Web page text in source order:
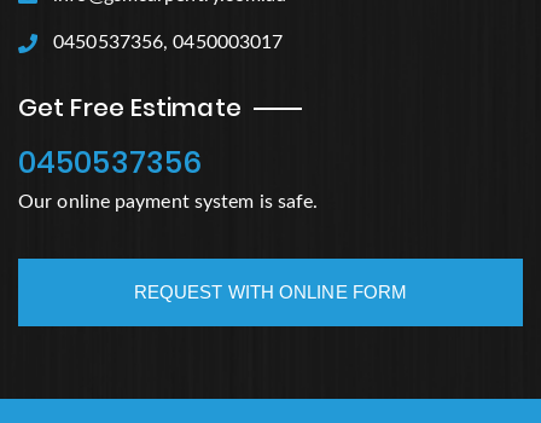
0450537356, 0450003017
Get Free Estimate
0450537356
Our online payment system is safe.
REQUEST WITH ONLINE FORM